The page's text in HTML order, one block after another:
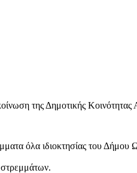
της Δημοτικής
όλα ιδιοκτησίας του Δήμου